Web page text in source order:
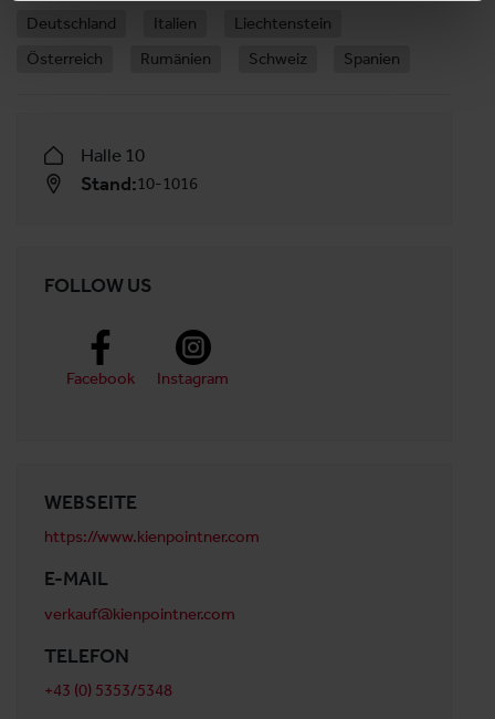
Deutschland Italien
Liechtenstein
Österreich
Rumänien Schweiz Spanien
Halle 10
Stand:10-1016
FOLLOW US
Facebook Instagram
WEBSEITE
https://www.kienpointner.com
E-MAIL
verkauf@kienpointner.com
TELEFON
+43 (0) 5353/5348